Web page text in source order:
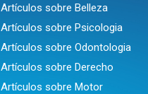
Artículos sobre Belleza
Artículos sobre Psicologia
Artículos sobre Odontologia
Artículos sobre Derecho
Artículos sobre Motor